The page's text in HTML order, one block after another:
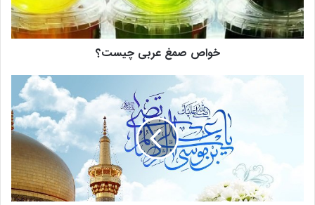
غ
ع
ر
خواص صمغ عربی چیست؟